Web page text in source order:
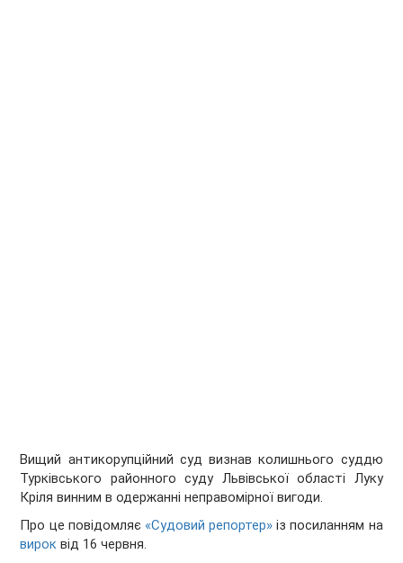
Вищий антикорупційний суд визнав колишнього суддю
Турківського районного суду Львівської області Луку
Кріля винним в одержанні неправомірної вигоди.
Про це повідомляє «Судовий репортер» із посиланням на
вирок від 16 червня.